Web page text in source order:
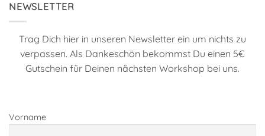
NEWSLETTER
Trag Dich hier in unseren Newsletter ein um nichts zu
verpassen. Als Dankeschön bekommst Du einen 5€
Gutschein für Deinen nächsten Workshop bei uns.
Vorname